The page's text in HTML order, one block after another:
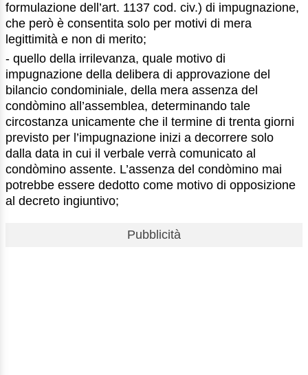
formulazione dell’art. 1137 cod. civ.) di impugnazione,
che però è consentita solo per motivi di mera
legittimità e non di merito;
- quello della irrilevanza, quale motivo di
impugnazione della delibera di approvazione del
bilancio condominiale, della mera assenza del
condòmino all’assemblea, determinando tale
circostanza unicamente che il termine di trenta giorni
previsto per l’impugnazione inizi a decorrere solo
dalla data in cui il verbale verrà comunicato al
condòmino assente. L’assenza del condòmino mai
potrebbe essere dedotto come motivo di opposizione
al decreto ingiuntivo;
Pubblicità